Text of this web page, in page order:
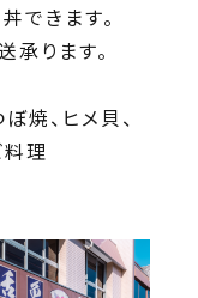
できます。
承ります。
焼、ヒメ貝、
料理